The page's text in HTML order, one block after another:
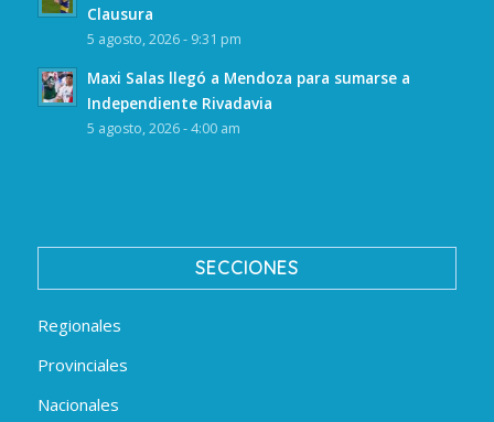
Clausura
5 agosto, 2026 - 9:31 pm
Maxi Salas llegó a Mendoza para sumarse a
Independiente Rivadavia
5 agosto, 2026 - 4:00 am
SECCIONES
Regionales
Provinciales
Nacionales